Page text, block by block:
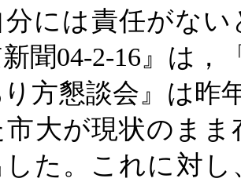
分には責任がな
聞04-2-16』は，
方懇談会』は昨
市大が現状のま
た。これに対